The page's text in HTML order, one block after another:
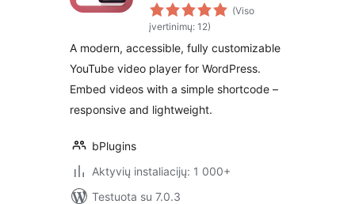
videos your visitors
will love to watch
(Viso
įvertinimų: 12)
A modern, accessible, fully customizable
YouTube video player for WordPress.
Embed videos with a simple shortcode –
responsive and lightweight.
bPlugins
Aktyvių instaliacijų: 1 000+
Testuota su 7.0.3